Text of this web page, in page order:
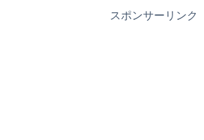
スポンサーリンク